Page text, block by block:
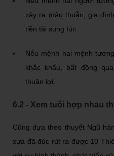
xảy ra mâu thuẫn, gia
tiền tài sung túc
Nếu mệnh hai mệnh
khắc khẩu, bất đồng
thuận lợi.
6.2 - Xem tuổi hợp nhau
Cũng dựa theo thuyết Ngũ
xưa đã đúc rút ra được 10